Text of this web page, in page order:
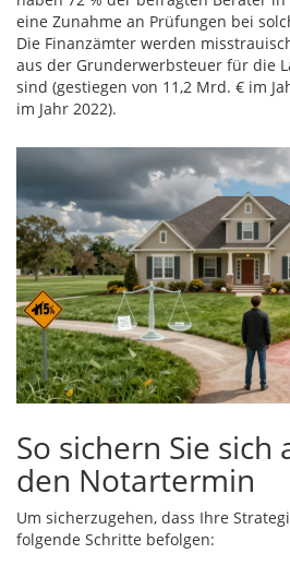
eine Zunahme an Prüfungen bei
Die Finanzämter werden
aus der Grunderwerbsteuer für die
sind (gestiegen von 11,2 Mrd. € im
im Jahr 2022).
So sichern Sie sich
den Notartermin
Um sicherzugehen, dass Ihre
folgende Schritte befolgen: